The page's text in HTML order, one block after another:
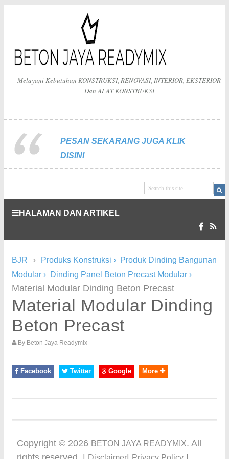
Melayani Kebutuhan KONSTRUKSI, RENOVASI, INTERIOR, EKSTERIOR
Dan ALAT KONSTRUKSI
PESAN SEKARANG JUGA KLIK
DISINI
HALAMAN DAN ARTIKEL
BJR › Produks Konstruksi › Produk Dinding Bangunan
Modular › Dinding Panel Beton Precast Modular ›
Material Modular Dinding Beton Precast
Material Modular Dinding
Beton Precast
By Beton Jaya Readymix
Facebook Twitter Google More
Copyright © 2026 BETON JAYA READYMIX. All